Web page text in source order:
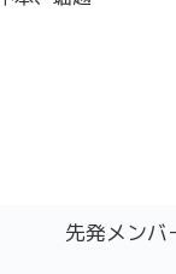
先発メンバ